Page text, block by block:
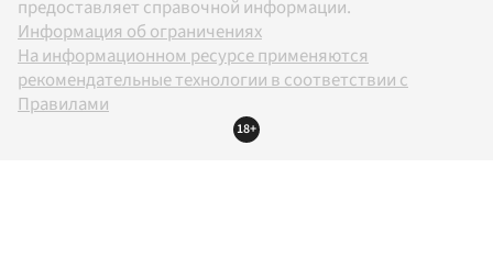
предоставляет справочной информации.
Информация об ограничениях
На информационном ресурсе применяются
рекомендательные технологии в соответствии с
Правилами
18+